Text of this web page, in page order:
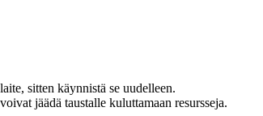
sitten käynnistä se uudelleen.
jäädä taustalle kuluttamaan resursseja.